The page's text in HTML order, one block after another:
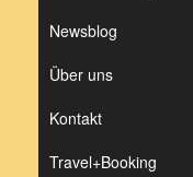
Newsblog
Über uns
Kontakt
Travel+Booking